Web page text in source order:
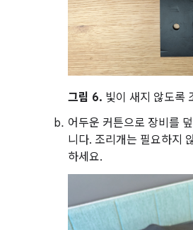
그림 6. 빛이 새지 않도록
어두운 커튼으로 장비를
니다. 조리개는 필요하지
하세요.